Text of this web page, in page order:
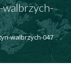
walbrzych-047